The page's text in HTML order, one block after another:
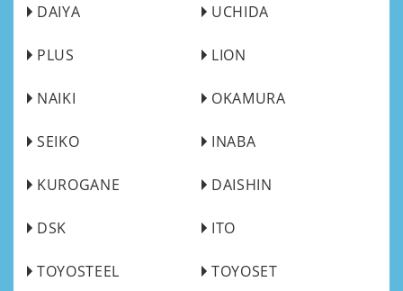
DAIYA UCHIDA
PLUS LION
NAIKI OKAMURA
SEIKO INABA
KUROGANE DAISHIN
DSK ITO
TOYOSTEEL TOYOSET